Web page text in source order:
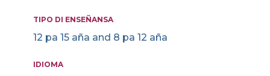
TIPO DI ENSEÑANSA
12 pa 15 aña and 8 pa 12 aña
IDIOMA